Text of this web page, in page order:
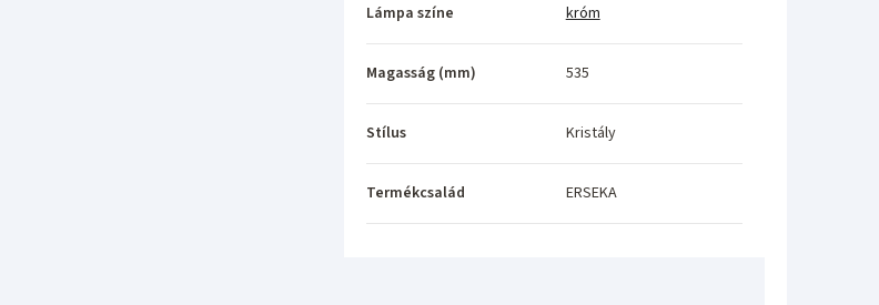
Lámpa színe króm
Magasság (mm) 535
Stílus Kristály
Termékcsalád ERSEKA